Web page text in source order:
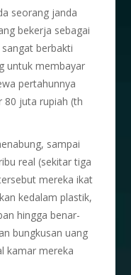
seorang janda
bekerja sebagai
berbakti
untuk membayar
pertahunnya
80 juta rupiah (th
sampai
real (sekitar tiga
mereka ikat
kedalam plastik,
hingga benar-
bungkusan uang
kamar mereka